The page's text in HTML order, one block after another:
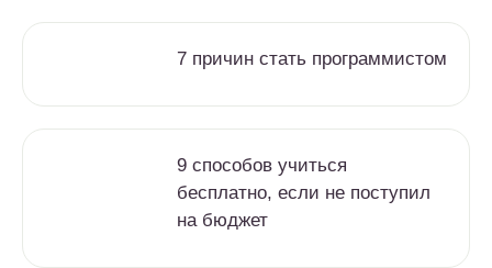
7 причин стать программистом
9 способов учиться
бесплатно, если не поступил
на бюджет